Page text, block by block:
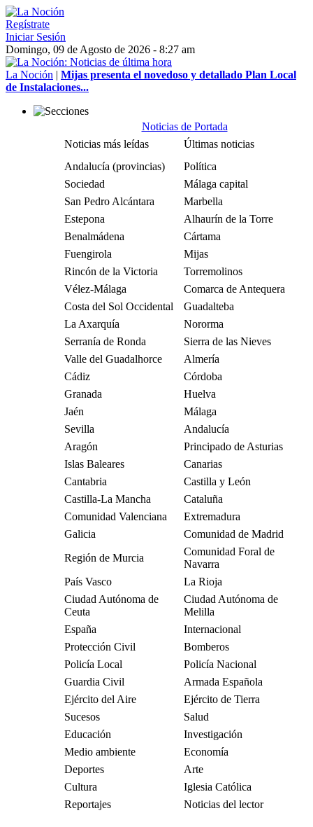
Regístrate
Iniciar Sesión
Domingo, 09 de Agosto de 2026 - 8:27 am
La Noción | Mijas presenta el novedoso y detallado Plan Local
de Instalaciones...
Noticias de Portada
Noticias más leídas
Últimas noticias
Andalucía (provincias)
Política
Sociedad
Málaga capital
San Pedro Alcántara
Marbella
Estepona
Alhaurín de la Torre
Benalmádena
Cártama
Fuengirola
Mijas
Rincón de la Victoria
Torremolinos
Vélez-Málaga
Comarca de Antequera
Costa del Sol Occidental
Guadalteba
La Axarquía
Nororma
Serranía de Ronda
Sierra de las Nieves
Valle del Guadalhorce
Almería
Cádiz
Córdoba
Granada
Huelva
Jaén
Málaga
Sevilla
Andalucía
Aragón
Principado de Asturias
Islas Baleares
Canarias
Cantabria
Castilla y León
Castilla-La Mancha
Cataluña
Comunidad Valenciana
Extremadura
Galicia
Comunidad de Madrid
Región de Murcia
Comunidad Foral de
Navarra
País Vasco
La Rioja
Ciudad Autónoma de
Ceuta
Ciudad Autónoma de
Melilla
España
Internacional
Protección Civil
Bomberos
Policía Local
Policía Nacional
Guardia Civil
Armada Española
Ejército del Aire
Ejército de Tierra
Sucesos
Salud
Educación
Investigación
Medio ambiente
Economía
Deportes
Arte
Cultura
Iglesia Católica
Reportajes
Noticias del lector